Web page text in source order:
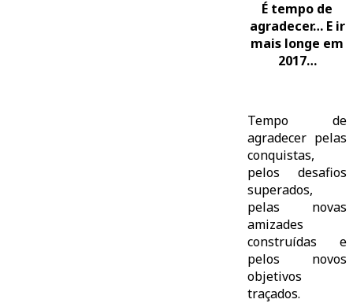
É tempo de
agradecer… E ir
mais longe em
2017…
Tempo de
agradecer pelas
conquistas,
pelos desafios
superados,
pelas novas
amizades
construídas e
pelos novos
objetivos
traçados.